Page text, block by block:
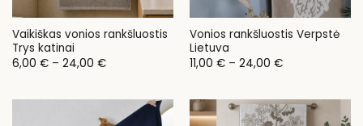
Vaikiškas vonios rankšluostis
Trys katinai
6,00 € – 24,00 €Price
24,00 €
Vonios rankšluostis Verpstė
Lietuva
11,00 € – 24,00 €Price
24,00 €